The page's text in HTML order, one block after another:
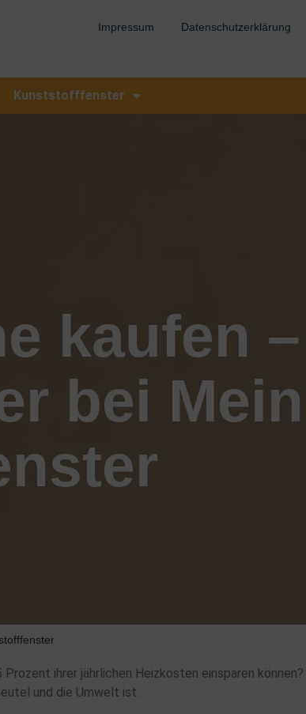
Impressum Datenschutzerklärung
Kunststofffenster
kaufen –
bei Mein
ihrer jährlichen Heizkosten einsparen
und die Umwelt ist.